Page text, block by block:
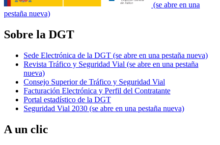
(se abre en una
pestaña nueva)
Sobre la DGT
Sede Electrónica de la DGT (se abre en una pestaña nueva)
Revista Tráfico y Seguridad Vial (se abre en una pestaña
nueva)
Consejo Superior de Tráfico y Seguridad Vial
Facturación Electrónica y Perfil del Contratante
Portal estadístico de la DGT
Seguridad Vial 2030 (se abre en una pestaña nueva)
A un clic